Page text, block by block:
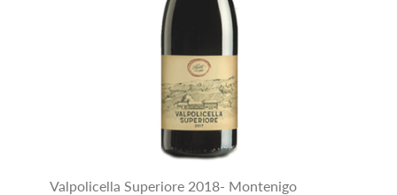
Valpolicella Superiore 2018- Montenigo